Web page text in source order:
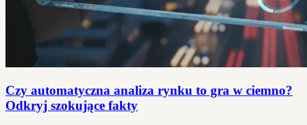
Czy automatyczna analiza rynku to gra w ciemno?
Odkryj szokujące fakty